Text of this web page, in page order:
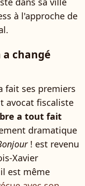
à l'approche de
a changé
fait ses premiers
avocat fiscaliste
a tout fait
dramatique
! est revenu
Xavier
est même